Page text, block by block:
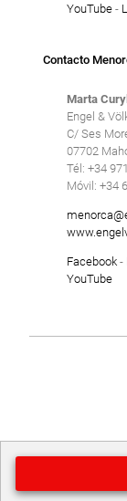
YouTube-
Contacto
Marta
Engel &
C/ Ses
07702
Tél: +34
Móvil: +34
Facebook-
YouTube